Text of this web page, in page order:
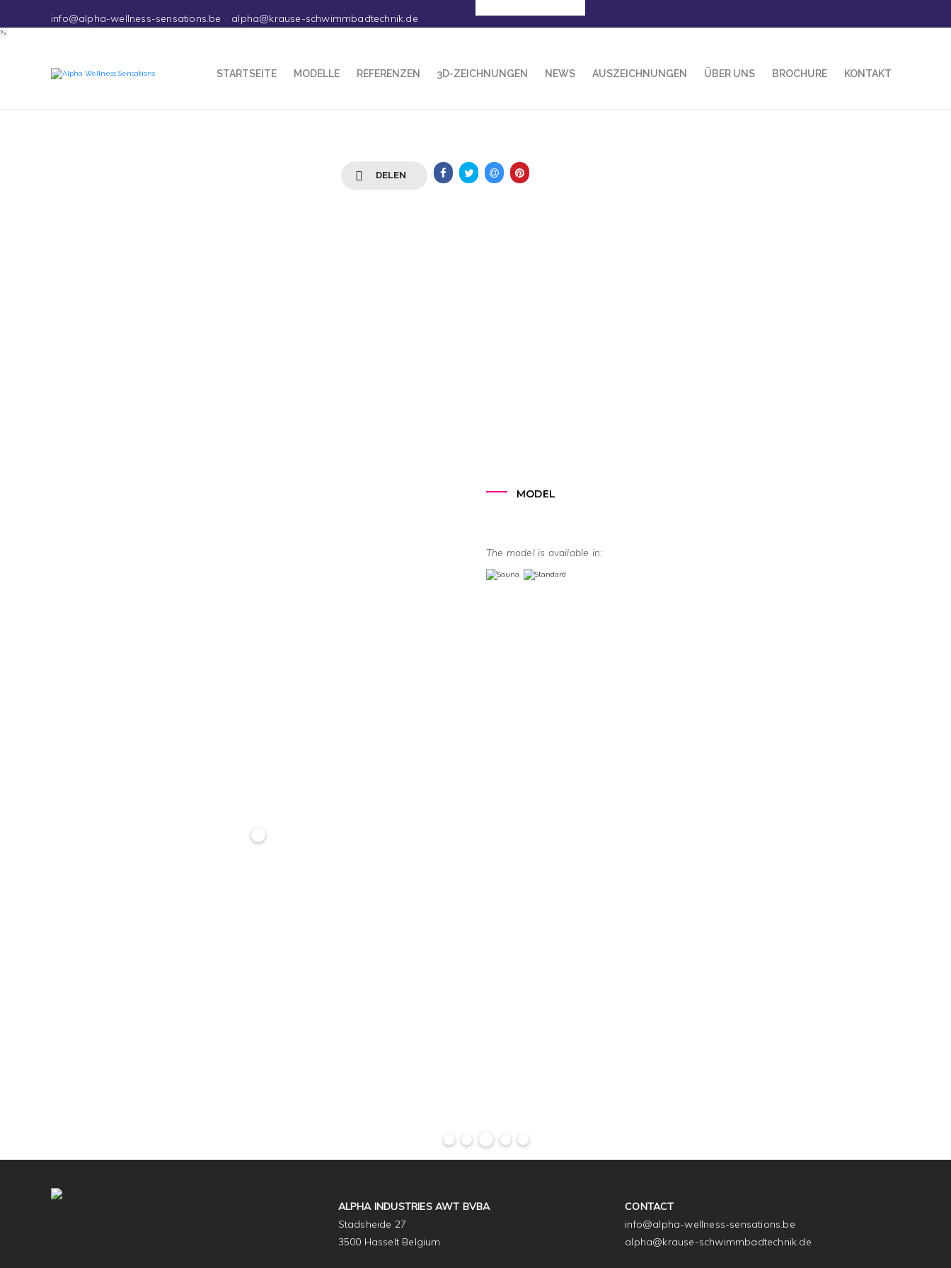
info@alpha-wellness-sensations.be - alpha@krause-schwimmbadtechnik.de
?>
STARTSEITE MODELLE REFERENZEN 3D-ZEICHNUNGEN NEWS AUSZEICHNUNGEN ÜBER UNS BROCHURE KONTAKT
DELEN
MODEL
The model is available in:
ALPHA INDUSTRIES AWT BVBA
Stadsheide 27
3500 Hasselt Belgium
CONTACT
info@alpha-wellness-sensations.be
alpha@krause-schwimmbadtechnik.de